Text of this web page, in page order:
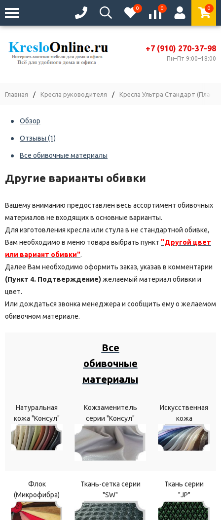
0 0 0
+7 (910) 270-37-98
Пн–Пт 9:00–18:00
Главная / Кресла руководителя / Кресла Ультра Стандарт
Обзор
Отзывы (1)
Все обивочные материалы
Другие варианты обивки
Вашему вниманию предоставлен весь ассортимент обивочных
материалов не входящих в основные варианты.
Для изготовления кресла или стула в не стандартной обивке,
Вам необходимо в меню товара выбрать пункт "Другой цвет
или вариант обивки".
Далее Вам необходимо оформить заказ, указав в комментарии
(Пункт 4. Подтверждение) желаемый материал обивки и
цвет.
Или дождаться звонка менеджера и сообщить ему о желаемом
обивочном материале.
Все
обивочные
материалы
Натуральная
кожа "Консул"
Кожзаменитель
серии "Консул"
Искусственная
кожа
Флок
(Микрофибра)
Ткань-сетка серии
"SW"
Ткань серии
"JP"